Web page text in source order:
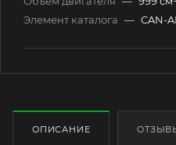
Элемент каталога — CAN-
ОПИСАНИЕ